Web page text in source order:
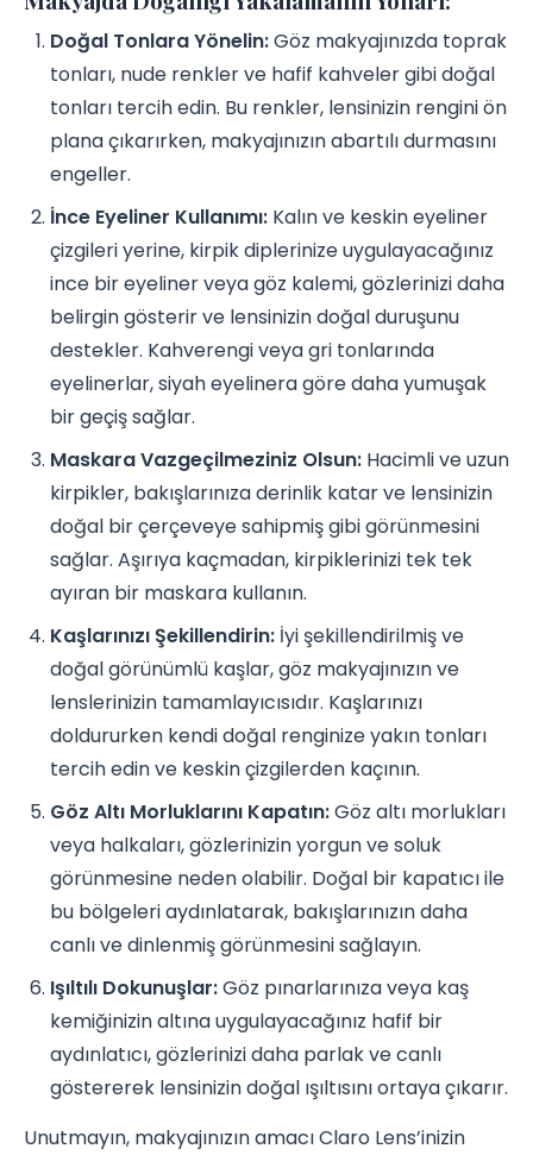
Doğal Tonlara Yönelin:Göz makyajınızda toprak
tonları, nude renkler ve hafif kahveler gibi doğal
tonları tercih edin. Bu renkler, lensinizin rengini ön
plana çıkarırken, makyajınızın abartılı durmasını
engeller.
İnce Eyeliner Kullanımı: Kalın ve keskin eyeliner
çizgileri yerine, kirpik diplerinize uygulayacağınız
ince bir eyeliner veya göz kalemi, gözlerinizi daha
belirgin gösterir ve lensinizin doğal duruşunu
destekler. Kahverengi veya gri tonlarında
eyelinerlar, siyah eyelinera göre daha yumuşak
bir geçiş sağlar.
Maskara Vazgeçilmeziniz Olsun: Hacimli ve uzun
kirpikler, bakışlarınıza derinlik katar ve lensinizin
doğal bir çerçeveye sahipmiş gibi görünmesini
sağlar. Aşırıya kaçmadan, kirpiklerinizi tek tek
ayıran bir maskara kullanın.
Kaşlarınızı Şekillendirin: İyi şekillendirilmiş ve
doğal görünümlü kaşlar, göz makyajınızın ve
lenslerinizin tamamlayıcısıdır. Kaşlarınızı
doldururken kendi doğal renginize yakın tonları
tercih edin ve keskin çizgilerden kaçının.
Göz Altı Morluklarını Kapatın:Göz altı morlukları
veya halkaları, gözlerinizin yorgun ve soluk
görünmesine neden olabilir. Doğal bir kapatıcı ile
bu bölgeleri aydınlatarak, bakışlarınızın daha
canlı ve dinlenmiş görünmesini sağlayın.
Işıltılı Dokunuşlar:Göz pınarlarınıza veya kaş
kemiğinizin altına uygulayacağınız hafif bir
aydınlatıcı, gözlerinizi daha parlak ve canlı
göstererek lensinizin doğal ışıltısını ortaya çıkarır.
Unutmayın, makyajınızın amacı Claro Lens’inizin